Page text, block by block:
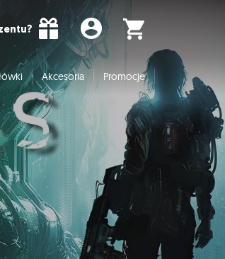
Akcesoria Promocje